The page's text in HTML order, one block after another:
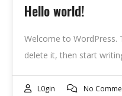
Hello world!
Welcome to WordPress.
delete it, then start
L0gin No